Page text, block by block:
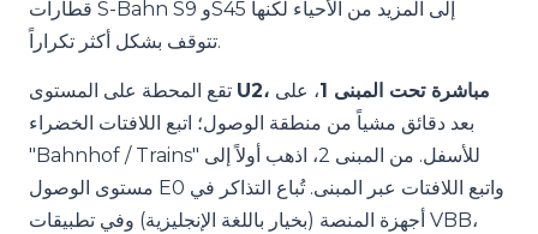
قطارات S-Bahn S9 وS45 إلى المزيد من الأحياء لكنها
تتوقف بشكل أكثر تكراراً.
U2، مباشرة تحت المبنى 1
، على
بعد دقائق مشياً من منطقة الوصول؛ اتبع اللافتات الخضراء
"Bahnhof / Trains" للأسفل. من المبنى 2، اذهب أولاً إلى
مستوى الوصول E0 واتبع اللافتات عبر المبنى. تُباع التذاكر في
أجهزة المنصة (بخيار باللغة الإنجليزية) وفي تطبيقات VBB،